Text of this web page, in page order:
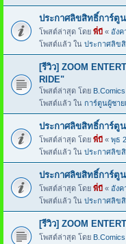
ประกาศลิขสิทธิ์การ์ตูน
โพสต์ล่าสุด โดย พี่บี « อังค
โพสต์แล้ว ใน ประกาศลิข
[รีวิว] ZOOM
RIDE"
โพสต์ล่าสุด โดย B.Comics
โพสต์แล้ว ใน การ์ตูนผู้ชา
ประกาศลิขสิทธิ์การ์ตูน
โพสต์ล่าสุด โดย พี่บี « พุธ
โพสต์แล้ว ใน ประกาศลิข
ประกาศลิขสิทธิ์การ์ตูน
โพสต์ล่าสุด โดย พี่บี « อังค
โพสต์แล้ว ใน ประกาศลิข
[รีวิว] ZOOM
โพสต์ล่าสุด โดย B.Comics